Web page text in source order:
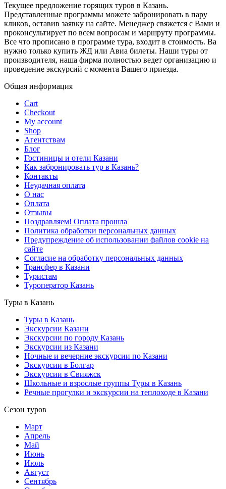
Текущее предложение горящих туров в Казань.
Представленные программы можете забронировать в пару
кликов, оставив заявку на сайте. Менеджер свяжется с Вами и
проконсультирует по всем вопросам и маршруту программы.
Все что прописано в программе тура, входит в стоимость. Ва
нужно только купить ЖД или Авиа билеты. Наши туры от
производителя, наша фирма полностью ведет организацию и
проведение экскурсий с момента Вашего приезда.
Общая информация
Cart
Checkout
My account
Shop
Агентствам
Блог
Гостиницы и отели Казани
Как забронировать тур в Казань?
Контакты
Неудачная оплата
О нас
Оплата
Отзывы
Поздравляем! Оплата прошла
Политика обработки персональных данных
Предупреждение об использовании файлов cookie на
сайте
Согласие на обработку персональных данных
Трансфер в Казани
Туристам
Туроператор Казань
Туры в Казань
Туры в Казань
Экскурсии Казани
Экскурсии по городу Казань
Экскурсии из Казани
Ночные и вечерние экскурсии по Казани
Экскурсии в Болгар
Экскурсии в Свияжск
Школьные и взрослые группы Туры в Казань
Речные прогулки и экскурсии на теплоходе в Казани
Сезон туров
Март
Апрель
Май
Июнь
Июль
Август
Сентябрь